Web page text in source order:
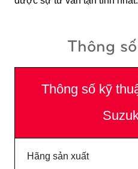
Thông
Thông số kỹ
Hãng sản xuất